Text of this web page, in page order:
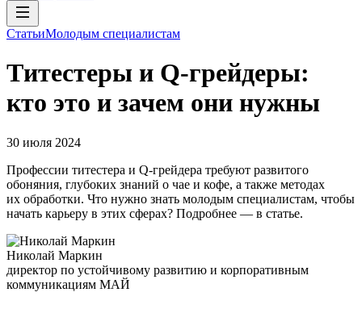
СтатьиМолодым специалистам
Tитестеры и Q-грейдеры:
кто это и зачем они нужны
30 июля 2024
Профессии титестера и Q-грейдера требуют развитого
обоняния, глубоких знаний о чае и кофе, а также методах
их обработки. Что нужно знать молодым специалистам, чтобы
начать карьеру в этих сферах? Подробнее — в статье.
Николай Маркин
директор по устойчивому развитию и корпоративным
коммуникациям МАЙ